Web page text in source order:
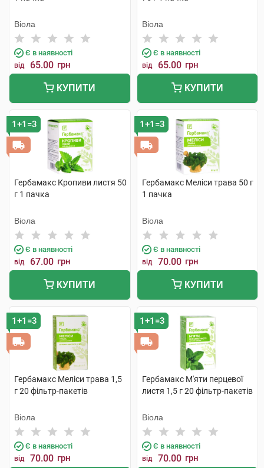
Віола
Є в наявності
від 65.00 грн
КУПИТИ
Віола
Є в наявності
від 65.00 грн
КУПИТИ
1+1=3
Гербамакс Кропиви листя 50
г 1 пачка
Віола
Є в наявності
від 67.00 грн
КУПИТИ
1+1=3
Гербамакс Меліси трава 50 г
1 пачка
Віола
Є в наявності
від 70.00 грн
КУПИТИ
1+1=3
Гербамакс Меліси трава 1,5
г 20 фільтр-пакетів
Віола
Є в наявності
від 70.00 грн
1+1=3
Гербамакс М'яти перцевої
листя 1,5 г 20 фільтр-пакетів
Віола
Є в наявності
від 70.00 грн